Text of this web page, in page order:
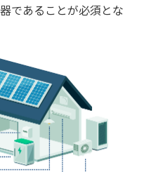
であることが必須とな